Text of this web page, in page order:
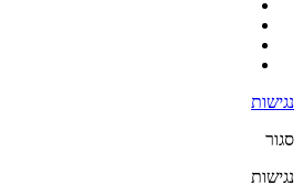
נגישות
סגור
נגישות